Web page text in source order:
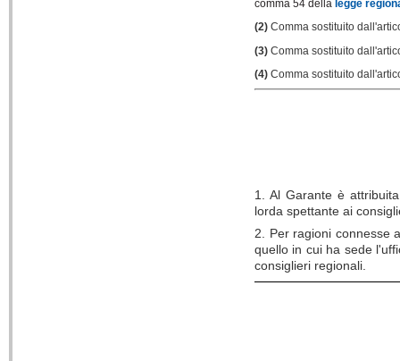
comma 54 della legge
(2) Comma sostituito
(3) Comma sostituito
(4) Comma sostituito
1. Al Garante è
lorda spettante ai
2. Per ragioni connesse
quello in cui ha sede
consiglieri regionali.